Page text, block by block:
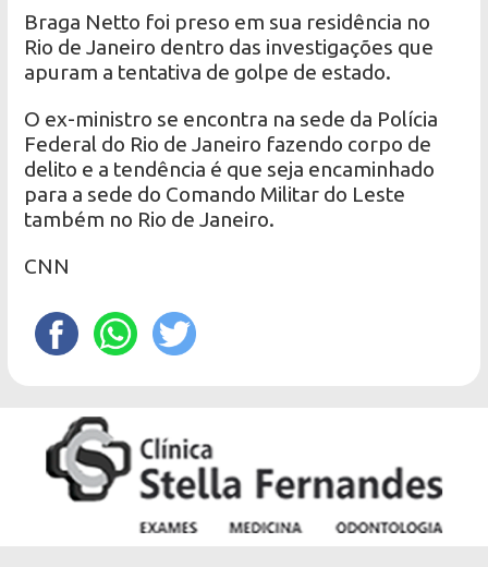
Braga Netto foi preso em sua residência no
Rio de Janeiro dentro das investigações que
apuram a tentativa de golpe de estado.
O ex-ministro se encontra na sede da Polícia
Federal do Rio de Janeiro fazendo corpo de
delito e a tendência é que seja encaminhado
para a sede do Comando Militar do Leste
também no Rio de Janeiro.
CNN